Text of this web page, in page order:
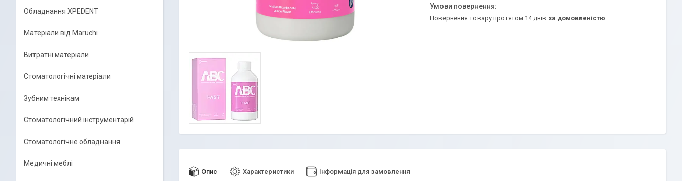
повернення товару протягом 14 днів за домовленістю
Опис Характеристики Інформація для замовлення
Обладнання XPEDENT
Матеріали від Maruchi
Витратні матеріали
Стоматологічні матеріали
Зубним технікам
Стоматологічний інструментарій
Стоматологічне обладнання
Медичні меблі